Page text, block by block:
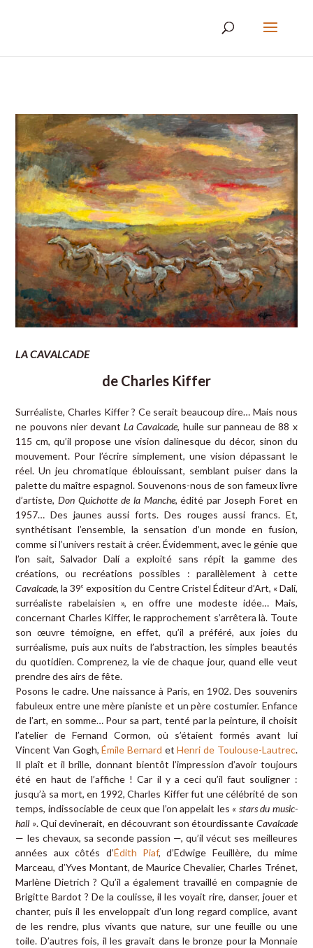
LA CAVALCADE
de Charles Kiffer
Surréaliste, Charles Kiffer ? Ce serait beaucoup dire… Mais nous
ne pouvons nier devantLa Cavalcade, huile sur panneau de 88 x
115 cm, qu’il propose une vision dalínesque du décor, sinon du
mouvement. Pour l’écrire simplement, une vision dépassant le
réel. Un jeu chromatique éblouissant, semblant puiser dans la
palette du maître espagnol. Souvenons-nous de son fameux livre
d’artiste,Don Quichotte de la Manche, édité par Joseph Foret en
1957… Des jaunes aussi forts. Des rouges aussi francs. Et,
synthétisant l’ensemble, la sensation d’un monde en fusion,
comme si l’univers restait à créer. Évidemment, avec le génie que
l’on sait, Salvador Dalí a exploité sans répit la gamme des
créations, ou recréations possibles : parallèlement à cette
Cavalcade, la 39e exposition du Centre Cristel Éditeur d’Art, « Dalí,
surréaliste rabelaisien », en offre une modeste idée… Mais,
concernant Charles Kiffer, le rapprochement s’arrêtera là. Toute
son œuvre témoigne, en effet, qu’il a préféré, aux joies du
surréalisme, puis aux nuits de l’abstraction, les simples beautés
du quotidien. Comprenez, la vie de chaque jour, quand elle veut
prendre des airs de fête.
Posons le cadre. Une naissance à Paris, en 1902. Des souvenirs
fabuleux entre une mère pianiste et un père costumier. Enfance
de l’art, en somme… Pour sa part, tenté par la peinture, il choisit
l’atelier de Fernand Cormon, où s’étaient formés avant lui
Vincent Van Gogh,Émile Bernard etHenri de Toulouse-Lautrec.
Il plaît et il brille, donnant bientôt l’impression d’avoir toujours
été en haut de l’affiche ! Car il y a ceci qu’il faut souligner :
jusqu’à sa mort, en 1992, Charles Kiffer fut une célébrité de son
temps, indissociable de ceux que l’on appelait les « stars du music-
hall ». Qui devinerait, en découvrant son étourdissante Cavalcade
— les chevaux, sa seconde passion —, qu’il vécut ses meilleures
années aux côtés d’Édith Piaf, d’Edwige Feuillère, du mime
Marceau, d’Yves Montant, de Maurice Chevalier, Charles Trénet,
Marlène Dietrich ? Qu’il a également travaillé en compagnie de
Brigitte Bardot ? De la coulisse, il les voyait rire, danser, jouer et
chanter, puis il les enveloppait d’un long regard complice, avant
de les rendre, plus vivants que nature, sur une feuille ou une
toile. D’autres fois, il les gravait dans le bronze pour la Monnaie